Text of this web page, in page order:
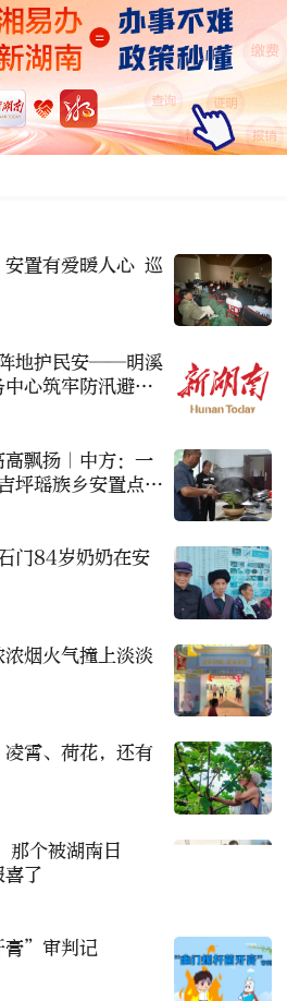
安置有爱暖人心 巡
地护民安——明溪
心筑牢防汛避
飘扬｜中方：一
坪瑶族乡安置点温
门84岁奶奶在安
烟火气撞上淡淡
霄、荷花，还有
那个被湖南日
了
膏”审判记